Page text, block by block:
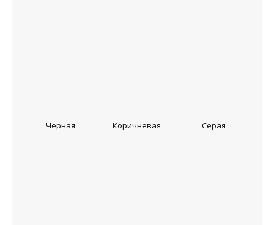
Черная Коричневая Серая